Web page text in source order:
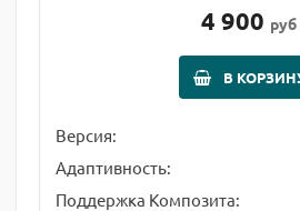
4 900 руб
В
Версия:
Адаптивность:
Поддержка Композита: